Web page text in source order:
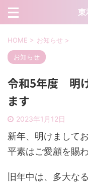
HOME > お知らせ >
お知らせ
令和5年度 明
ます
2023年1月12日
新年、明けまして
平素はご愛顧を賜
旧年中は、多大な